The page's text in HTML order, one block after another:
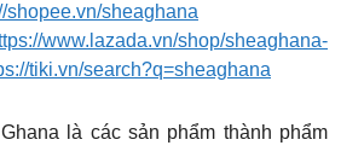
shopee.vn/sheaghana
www.lazada.vn/shop/sheaghana-
tiki.vn/search?q=sheaghana
là các sản phẩm thành phẩm